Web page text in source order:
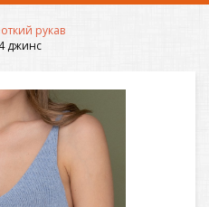
рукав
джинс